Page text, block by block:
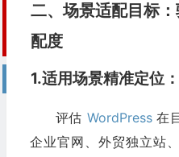
二、场景适配目标
配度​
1.适用场景精准定位：
评估 WordPress在
企业官网、外贸独立站